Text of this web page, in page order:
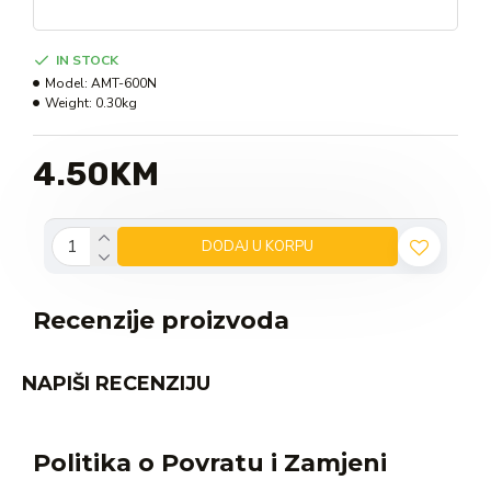
4.50KM
IN STOCK
Model: AMT-600N
Weight: 0.30kg
DODAJ U KORPU
Recenzije proizvoda
NAPIŠI RECENZIJU
Politika o Povratu i Zamjeni